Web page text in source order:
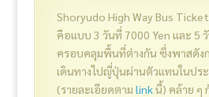
Shoryudo High Way Bus
คือแบบ 3 วันที่ 7000 Yen และ 5
ครอบคลุมพื้นที่ต่างกัน ซึ่งพาสดัง
เดินทางไปญี่ปุ่นผ่านตัวแทนในปร
(รายละเอียดตามlinkนี้) คล้าย ๆ